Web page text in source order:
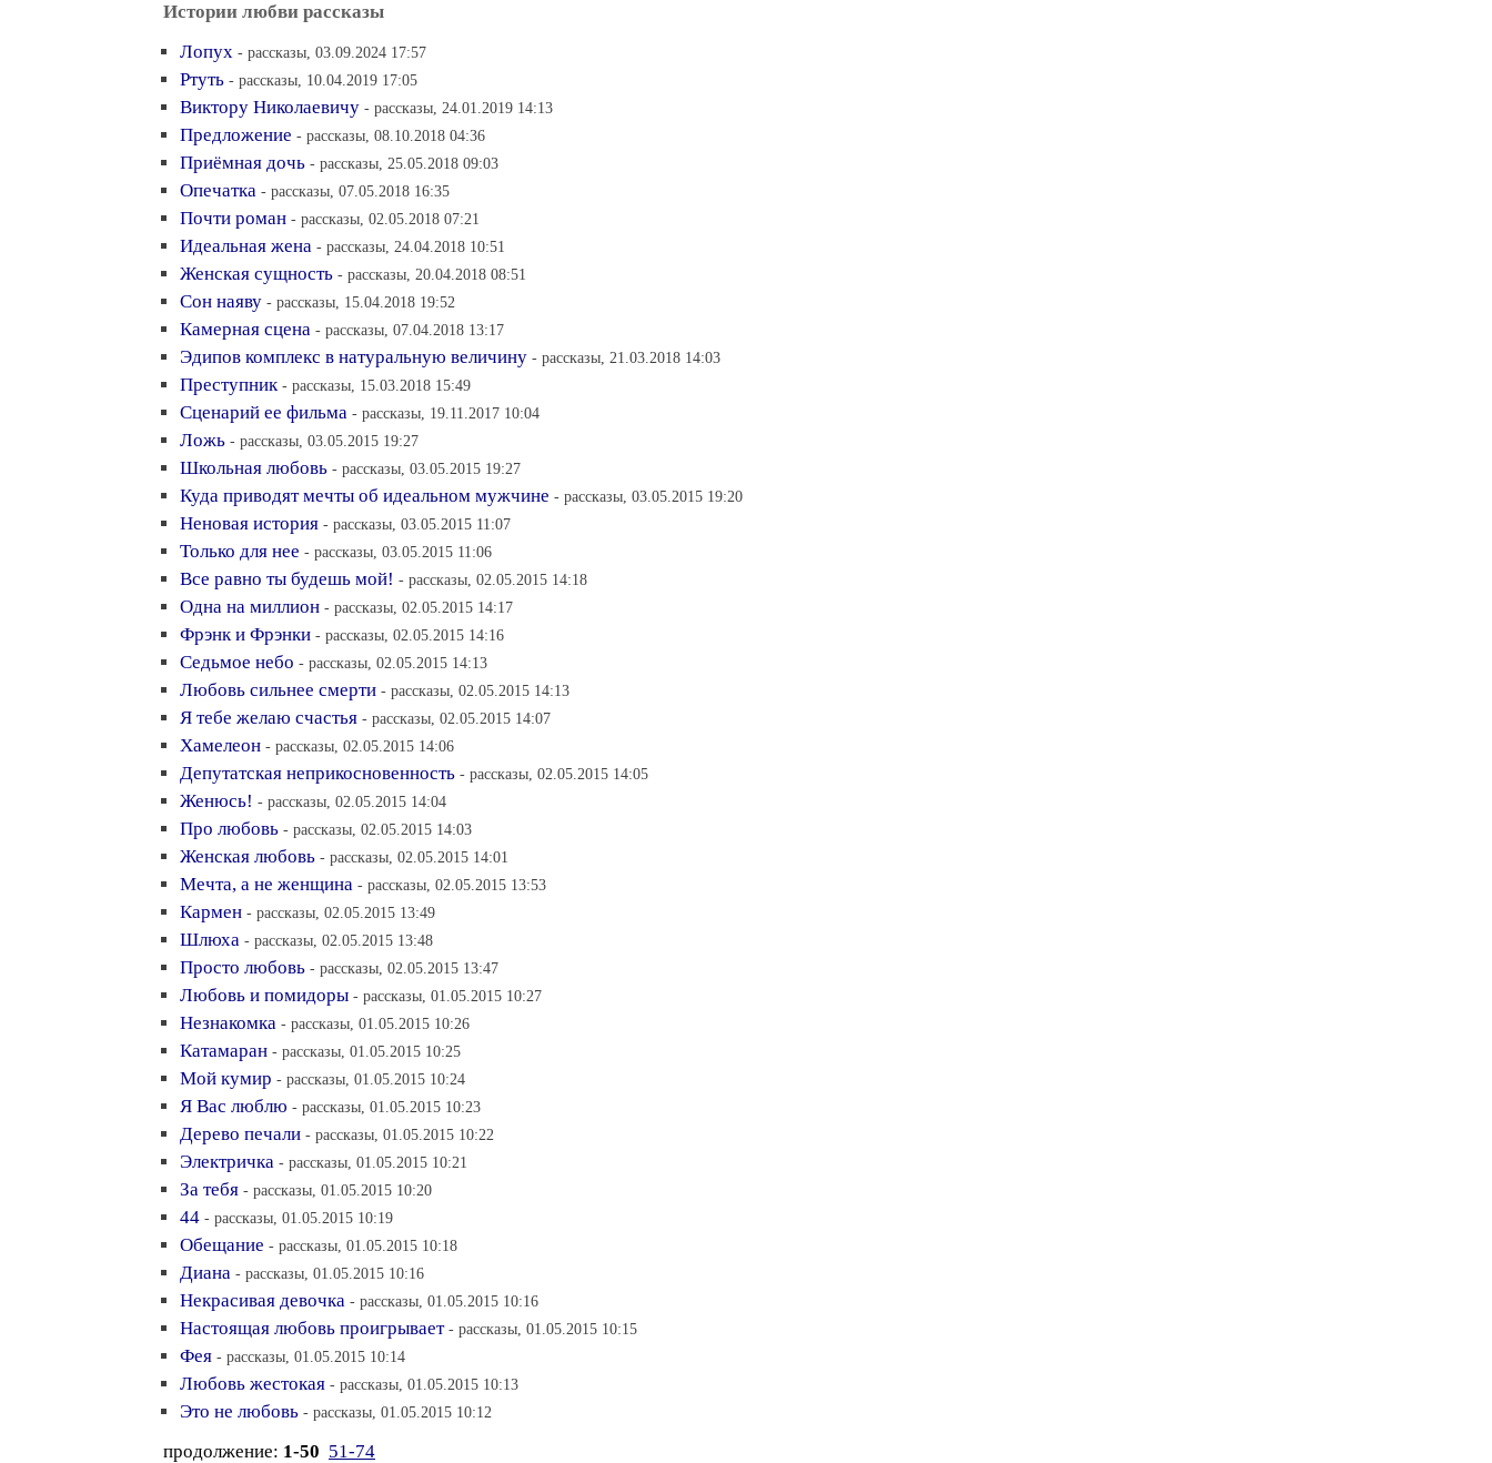
Истории любви рассказы
Лопух - рассказы, 03.09.2024 17:57
Ртуть - рассказы, 10.04.2019 17:05
Виктору Николаевичу - рассказы, 24.01.2019 14:13
Предложение - рассказы, 08.10.2018 04:36
Приёмная дочь - рассказы, 25.05.2018 09:03
Опечатка - рассказы, 07.05.2018 16:35
Почти роман - рассказы, 02.05.2018 07:21
Идеальная жена - рассказы, 24.04.2018 10:51
Женская сущность - рассказы, 20.04.2018 08:51
Сон наяву - рассказы, 15.04.2018 19:52
Камерная сцена - рассказы, 07.04.2018 13:17
Эдипов комплекс в натуральную величину - рассказы, 21.03.2018 14:03
Преступник - рассказы, 15.03.2018 15:49
Сценарий ее фильма - рассказы, 19.11.2017 10:04
Ложь - рассказы, 03.05.2015 19:27
Школьная любовь - рассказы, 03.05.2015 19:27
Куда приводят мечты об идеальном мужчине - рассказы, 03.05.2015 19:20
Неновая история - рассказы, 03.05.2015 11:07
Только для нее - рассказы, 03.05.2015 11:06
Все равно ты будешь мой! - рассказы, 02.05.2015 14:18
Одна на миллион - рассказы, 02.05.2015 14:17
Фрэнк и Фрэнки - рассказы, 02.05.2015 14:16
Седьмое небо - рассказы, 02.05.2015 14:13
Любовь сильнее смерти - рассказы, 02.05.2015 14:13
Я тебе желаю счастья - рассказы, 02.05.2015 14:07
Хамелеон - рассказы, 02.05.2015 14:06
Депутатская неприкосновенность - рассказы, 02.05.2015 14:05
Женюсь! - рассказы, 02.05.2015 14:04
Про любовь - рассказы, 02.05.2015 14:03
Женская любовь - рассказы, 02.05.2015 14:01
Мечта, а не женщина - рассказы, 02.05.2015 13:53
Кармен - рассказы, 02.05.2015 13:49
Шлюха - рассказы, 02.05.2015 13:48
Просто любовь - рассказы, 02.05.2015 13:47
Любовь и помидоры - рассказы, 01.05.2015 10:27
Незнакомка - рассказы, 01.05.2015 10:26
Катамаран - рассказы, 01.05.2015 10:25
Мой кумир - рассказы, 01.05.2015 10:24
Я Вас люблю - рассказы, 01.05.2015 10:23
Дерево печали - рассказы, 01.05.2015 10:22
Электричка - рассказы, 01.05.2015 10:21
За тебя - рассказы, 01.05.2015 10:20
44 - рассказы, 01.05.2015 10:19
Обещание - рассказы, 01.05.2015 10:18
Диана - рассказы, 01.05.2015 10:16
Некрасивая девочка - рассказы, 01.05.2015 10:16
Настоящая любовь проигрывает - рассказы, 01.05.2015 10:15
Фея - рассказы, 01.05.2015 10:14
Любовь жестокая - рассказы, 01.05.2015 10:13
Это не любовь - рассказы, 01.05.2015 10:12
продолжение: 1-50 51-74